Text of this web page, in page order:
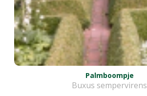
Palmboompje
Buxus sempervirens